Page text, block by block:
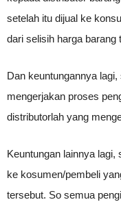
setelah itu dijual ke
dari selisih harga barang
Dan keuntungannya
mengerjakan proses
distributorlah yang
Keuntungan lainnya
ke kosumen/pembeli
tersebut. So semua